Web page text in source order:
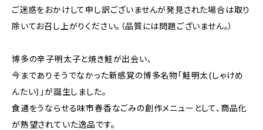
ご迷惑をおかけして申し訳ございませんが発見された場合は取り
除いてお召し上がりください。（品質には問題ございません。）
博多の辛子明太子と焼き鮭が出会い、
今までありそうでなかった新感覚の博多名物「鮭明太(しゃけめ
んたい)」が誕生しました。
食通をうならせる味市春香なごみの創作メニューとして、商品化
が熱望されていた逸品です。